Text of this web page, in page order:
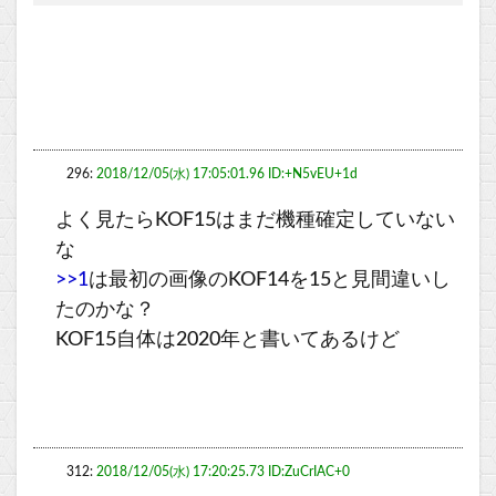
296: 2018/12/05(水) 17:05:01.96 ID:+N5vEU+1d
よく見たらKOF15はまだ機種確定していない
な
>>1は最初の画像のKOF14を15と見間違いし
たのかな？
KOF15自体は2020年と書いてあるけど
312: 2018/12/05(水) 17:20:25.73 ID:ZuCrIAC+0